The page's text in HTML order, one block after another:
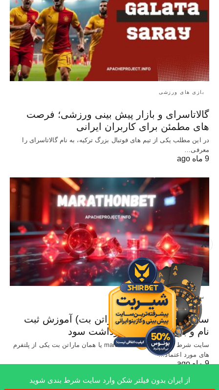
X
بازی های ورزشی
گالاتاسرای و بازار پیش‌ بینی ورزشی؛ فرصت‌
های مطمئن برای کاربران ایرانی
در این مطلب یکی از تیم های فوتبال بزرگ ترکیه، به نام گالاتاسرای را
معرفی…
9 ماه ago
سایت معتبر شرط بندی
سایت Marathonbet (ماراتن بت) آموزش ثبت
نام و بررسی شرایط برداشت سود
سایت شرط بندی خارجی marathonbet یا همان ماراتن بت یکی از پلتفرم
های مورد اعتماد…
9 ماه ago
از ایران بدون فیلتر شکن وارد سایت شرط بندی شوید